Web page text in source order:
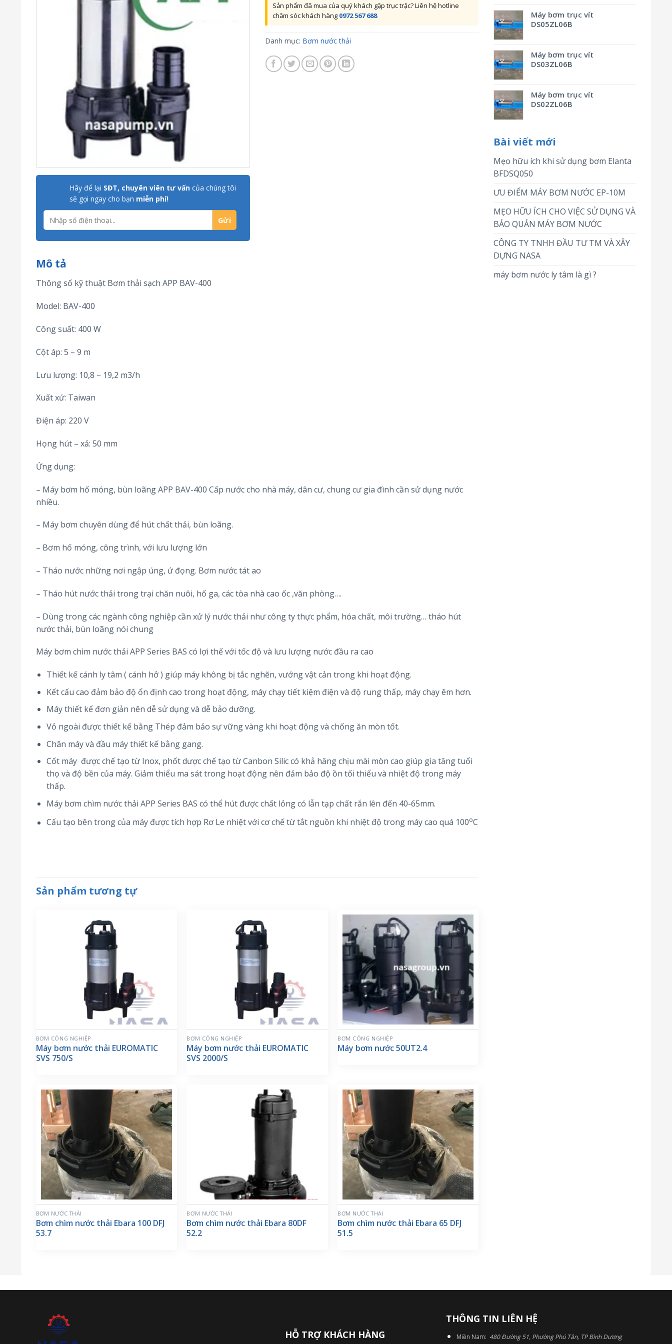
Máy bơm trục vít
DS05ZL06B
Máy bơm trục vít
DS03ZL06B
Máy bơm trục vít
DS02ZL06B
Bài viết mới
Mẹo hữu ích khi sử dụng bơm Elanta
BFDSQ050
ƯU ĐIỂM MÁY BƠM NƯỚC EP-10M
MẸO HỮU ÍCH CHO VIỆC SỬ DỤNG VÀ
BẢO QUẢN MÁY BƠM NƯỚC
CÔNG TY TNHH ĐẦU TƯ TM VÀ XÂY
DỰNG NASA
máy bơm nước ly tâm là gì ?
Hãy để lại SĐT, chuyên viên tư vấn của chúng tôi
sẽ gọi ngay cho bạn miễn phí!
Sản phẩm đã mua của quý khách gặp trục trặc? Liên hệ hotline
chăm sóc khách hàng 0972 567 688
Danh mục: Bơm nước thải
Mô tả
Thông số kỹ thuật Bơm thải sạch APP BAV-400
Model: BAV-400
Công suất: 400 W
Cột áp: 5 – 9 m
Lưu lượng: 10,8 – 19,2 m3/h
Xuất xứ: Taiwan
Điện áp: 220 V
Họng hút – xả: 50 mm
Ứng dụng:
– Máy bơm hố móng, bùn loãng APP BAV-400 Cấp nước cho nhà máy, dân cư, chung cư gia đình cần sử dụng nước
nhiều.
– Máy bơm chuyên dùng để hút chất thải, bùn loãng.
– Bơm hố móng, công trình, với lưu lượng lớn
– Tháo nước những nơi ngập úng, ứ đọng. Bơm nước tát ao
– Tháo hút nước thải trong trại chăn nuôi, hố ga, các tòa nhà cao ốc ,văn phòng….
– Dùng trong các ngành công nghiệp cần xử lý nước thải như công ty thực phẩm, hóa chất, môi trường… tháo hút
nước thải, bùn loãng nói chung
Máy bơm chìm nước thải APP Series BAS có lợi thế với tốc độ và lưu lượng nước đầu ra cao
Thiết kế cánh ly tâm ( cánh hở ) giúp máy không bị tắc nghẽn, vướng vật cản trong khi hoạt động.
Kết cấu cao đảm bảo độ ổn định cao trong hoạt động, máy chạy tiết kiệm điện và độ rung thấp, máy chạy êm hơn.
Máy thiết kế đơn giản nên dễ sử dụng và dễ bảo dưỡng.
Vỏ ngoài được thiết kế bằng Thép đảm bảo sự vững vàng khi hoạt động và chống ăn mòn tốt.
Chân máy và đầu máy thiết kế bằng gang.
Cốt máy được chế tạo từ Inox, phốt dược chế tạo từ Canbon Silic có khả hăng chịu mài mòn cao giúp gia tăng tuổi
thọ và độ bền của máy. Giảm thiểu ma sát trong hoạt động nên đảm bảo độ ồn tối thiểu và nhiệt độ trong máy
thấp.
Máy bơm chìm nước thải APP Series BAS có thể hút được chất lỏng có lẫn tạp chất rắn lên đến 40-65mm.
Cấu tạo bên trong của máy được tích hợp Rơ Le nhiệt với cơ chế từ tắt nguồn khi nhiệt độ trong máy cao quá 100oC
Sản phẩm tương tự
BƠM CÔNG NGHIỆP
Máy bơm nước thải EUROMATIC
SVS 750/S
BƠM CÔNG NGHIỆP
Máy bơm nước thải EUROMATIC
SVS 2000/S
BƠM CÔNG NGHIỆP
Máy bơm nước 50UT2.4
BƠM NƯỚC THẢI
Bơm chìm nước thải Ebara 100 DFJ
53.7
BƠM NƯỚC THẢI
Bơm chìm nước thải Ebara 80DF
52.2
BƠM NƯỚC THẢI
Bơm chìm nước thải Ebara 65 DFJ
51.5
HỖ TRỢ KHÁCH HÀNG
THÔNG TIN LIÊN HỆ
Miền Nam: 480 Đường 51, Phường Phú Tân, TP Bình Dương